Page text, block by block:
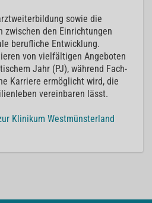
sowie die
zwischen den Einrichtungen
berufliche Entwicklung.
von vielfältigen Angeboten
Jahr (PJ), während Fach-
Karriere ermöglicht wird, die
vereinbaren lässt.
Klinikum Westmünsterland